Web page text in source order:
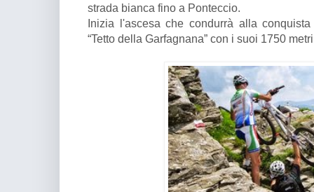
strada bianca fino a Ponteccio.
Inizia l'ascesa che condurrà alla
“Tetto della Garfagnana” con i suoi 1750